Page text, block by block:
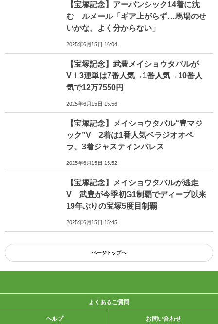
【宝塚記念】アーバンシック14着に沈
む ルメール「ギア上がらず…馬場のせ
いかな。よく分からない」
2025年6月15日 16:04
【宝塚記念】武豊メイショウタバルが
V！3連単は7番人気→1番人気→10番人
気で12万7550円
2025年6月15日 15:56
【宝塚記念】メイショウタバル“豊マジ
ック”V 2着は1番人気ベラジオオペ
ラ、3着ジャスティンパレス
2025年6月15日 15:52
【宝塚記念】メイショウタバルが逃走
V 武豊が今季初G1制覇でディープ以来
19年ぶりの宝塚5度目制覇
2025年6月15日 15:45
ページトップへ
よくあるご質問
ヘルプ お問い合わせ